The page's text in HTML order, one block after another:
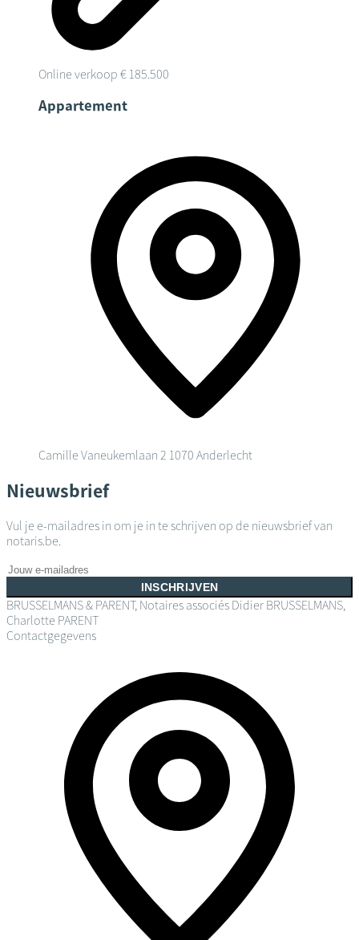
Online verkoop € 185.500
Appartement
Camille Vaneukemlaan 2 1070 Anderlecht
Nieuwsbrief
Vul je e-mailadres in om je in te schrijven op de nieuwsbrief van
notaris.be.
INSCHRIJVEN
BRUSSELMANS & PARENT, Notaires associés Didier BRUSSELMANS,
Charlotte PARENT
Contactgegevens